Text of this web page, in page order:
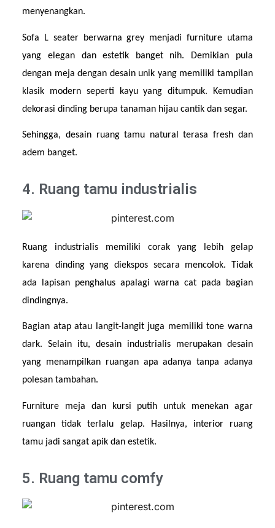
menyenangkan.
Sofa L seater berwarna grey menjadi furniture utama
yang elegan dan estetik banget nih. Demikian pula
dengan meja dengan desain unik yang memiliki tampilan
klasik modern seperti kayu yang ditumpuk. Kemudian
dekorasi dinding berupa tanaman hijau cantik dan segar.
Sehingga, desain ruang tamu natural terasa fresh dan
adem banget.
4. Ruang tamu industrialis
Ruang industrialis memiliki corak yang lebih gelap
karena dinding yang diekspos secara mencolok. Tidak
ada lapisan penghalus apalagi warna cat pada bagian
dindingnya.
Bagian atap atau langit-langit juga memiliki tone warna
dark. Selain itu, desain industrialis merupakan desain
yang menampilkan ruangan apa adanya tanpa adanya
polesan tambahan.
Furniture meja dan kursi putih untuk menekan agar
ruangan tidak terlalu gelap. Hasilnya, interior ruang
tamu jadi sangat apik dan estetik.
5. Ruang tamu comfy